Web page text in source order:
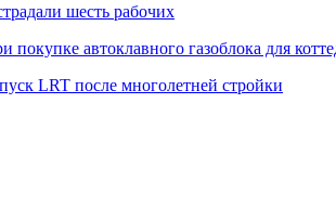
шесть рабочих
покупке автоклавного газоблока для
LRT после многолетней стройки